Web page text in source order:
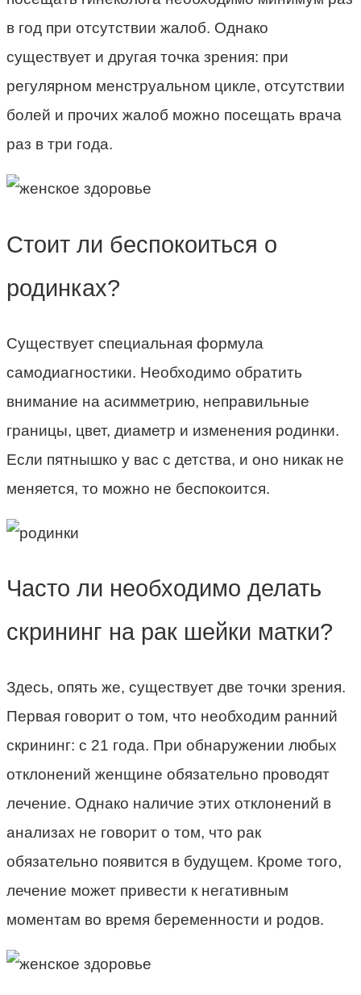
в год при отсутствии жалоб. Однако
существует и другая точка зрения: при
регулярном менструальном цикле, отсутствии
болей и прочих жалоб можно посещать врача
раз в три года.
Стоит ли беспокоиться о
родинках?
Существует специальная формула
самодиагностики. Необходимо обратить
внимание на асимметрию, неправильные
границы, цвет, диаметр и изменения родинки.
Если пятнышко у вас с детства, и оно никак не
меняется, то можно не беспокоится.
Часто ли необходимо делать
скрининг на рак шейки матки?
Здесь, опять же, существует две точки зрения.
Первая говорит о том, что необходим ранний
скрининг: с 21 года. При обнаружении любых
отклонений женщине обязательно проводят
лечение. Однако наличие этих отклонений в
анализах не говорит о том, что рак
обязательно появится в будущем. Кроме того,
лечение может привести к негативным
моментам во время беременности и родов.